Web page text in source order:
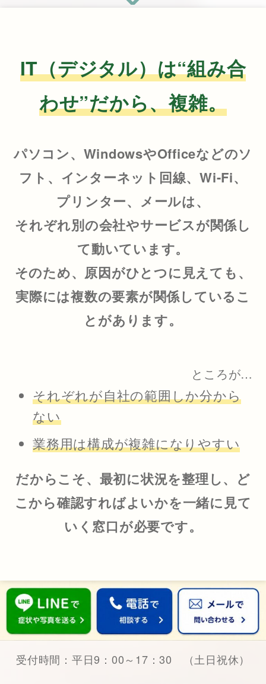
IT（デジタル）は“組み合
わせ”だから、複雑。
パソコン、WindowsやOfficeなどのソ
フト、インターネット回線、Wi-Fi、
プリンター、メールは、
それぞれ別の会社やサービスが関係し
て動いています。
そのため、原因がひとつに見えても、
実際には複数の要素が関係しているこ
とがあります。
ところが…
それぞれが自社の範囲しか分から
ない
業務用は構成が複雑になりやすい
だからこそ、最初に状況を整理し、ど
こから確認すればよいかを一緒に見て
いく窓口が必要です。
受付時間：平日9：00～17：30 （土日祝休）